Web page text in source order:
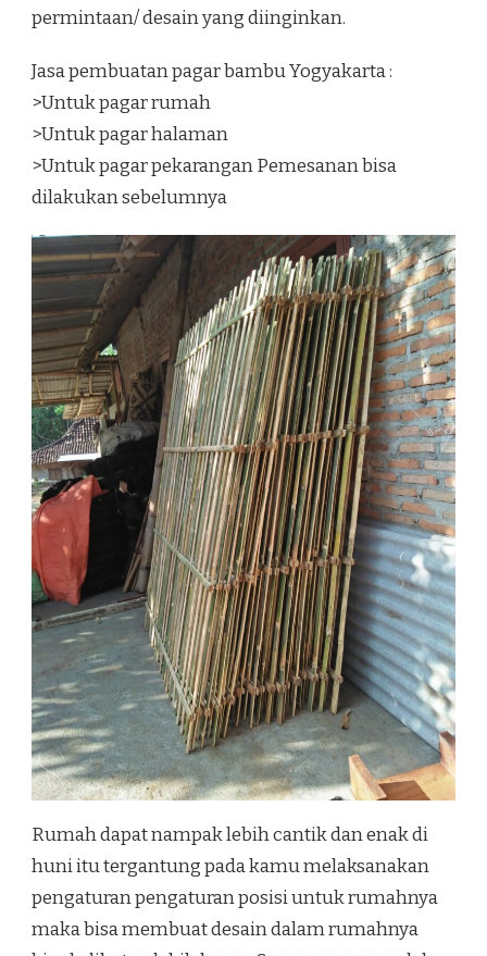
permintaan/ desain yang diinginkan.
Jasa pembuatan pagar bambu Yogyakarta :
>Untuk pagar rumah
>Untuk pagar halaman
>Untuk pagar pekarangan Pemesanan bisa
dilakukan sebelumnya
Rumah dapat nampak lebih cantik dan enak di
huni itu tergantung pada kamu melaksanakan
pengaturan pengaturan posisi untuk rumahnya
maka bisa membuat desain dalam rumahnya